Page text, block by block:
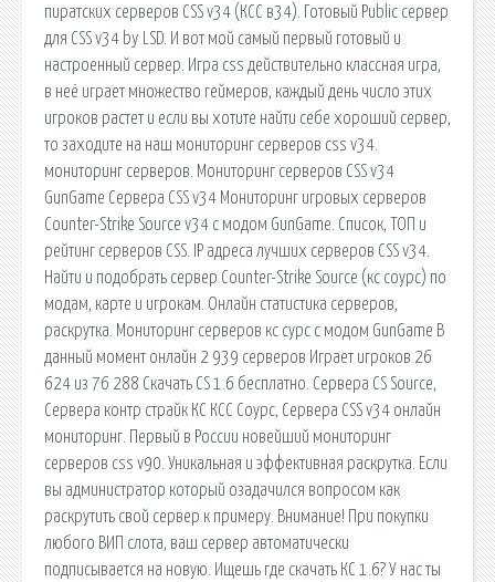
пиратских серверов CSS v34 (КСС в34). Готовый Public сервер
для CSS v34 by LSD. И вот мой самый первый готовый и
настроенный сервер. Игра css действительно классная игра,
в неё играет множество геймеров, каждый день число этих
игроков растет и если вы хотите найти себе хороший сервер,
то заходите на наш мониторинг серверов css v34.
мониторинг серверов. Мониторинг серверов CSS v34
GunGame Сервера CSS v34 Мониторинг игровых серверов
Counter-Strike Source v34 с модом GunGame. Список, ТОП и
рейтинг серверов CSS. IP адреса лучших серверов CSS v34.
Найти и подобрать сервер Counter-Strike Source (кс соурс) по
модам, карте и игрокам. Онлайн статистика серверов,
раскрутка. Мониторинг серверов кс сурс с модом GunGame В
данный момент онлайн 2 939 серверов Играет игроков 26
624 из 76 288 Скачать CS 1.6 бесплатно. Сервера CS Source,
Сервера контр страйк КС КСС Соурс, Сервера CSS v34 онлайн
мониторинг. Первый в России новейший мониторинг
серверов css v90. Уникальная и эффективная раскрутка. Если
вы администратор который озадачился вопросом как
раскрутить свой сервер к примеру. Внимание! При покупки
любого ВИП слота, ваш сервер автоматически
подписывается на новую. Ищешь где скачать КС 1.6? У нас ты